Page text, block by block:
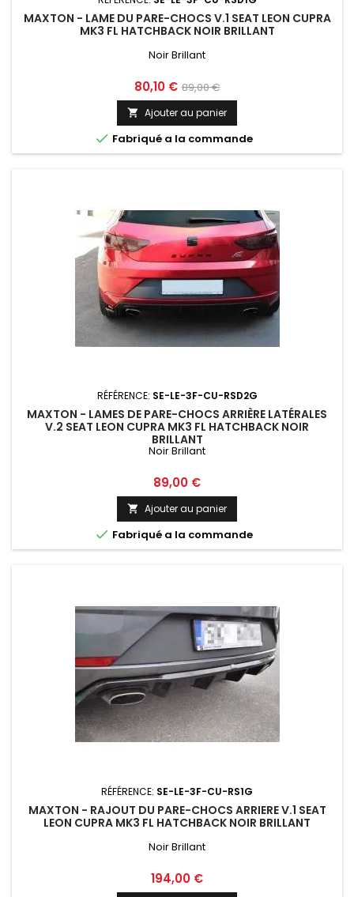
MAXTON - LAME DU PARE-CHOCS V.1 SEAT LEON CUPRA
MK3 FL HATCHBACK NOIR BRILLANT
Noir Brillant
Prix
80,10 € Prix
base
89,00 €
 Ajouter au panier
 Fabriqué a la commande
RÉFÉRENCE: SE-LE-3F-CU-RSD2G
MAXTON - LAMES DE PARE-CHOCS ARRIÈRE LATÉRALES
V.2 SEAT LEON CUPRA MK3 FL HATCHBACK NOIR
BRILLANT
Noir Brillant
Prix
89,00 €
 Ajouter au panier
 Fabriqué a la commande
RÉFÉRENCE: SE-LE-3F-CU-RS1G
MAXTON - RAJOUT DU PARE-CHOCS ARRIERE V.1 SEAT
LEON CUPRA MK3 FL HATCHBACK NOIR BRILLANT
Noir Brillant
Prix
194,00 €